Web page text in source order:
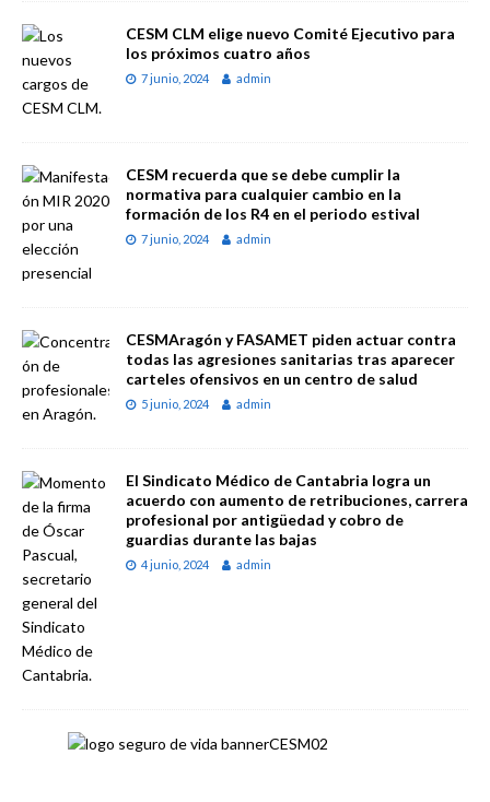
CESM CLM elige nuevo Comité Ejecutivo para
los próximos cuatro años
7 junio, 2024 admin
CESM recuerda que se debe cumplir la
normativa para cualquier cambio en la
formación de los R4 en el periodo estival
7 junio, 2024 admin
CESMAragón y FASAMET piden actuar contra
todas las agresiones sanitarias tras aparecer
carteles ofensivos en un centro de salud
5 junio, 2024 admin
El Sindicato Médico de Cantabria logra un
acuerdo con aumento de retribuciones, carrera
profesional por antigüedad y cobro de
guardias durante las bajas
4 junio, 2024 admin